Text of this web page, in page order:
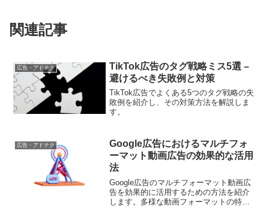
関連記事
広告・アドテク
TikTok広告のタグ戦略ミス5選 –
避けるべき失敗例と対策
TikTok広告でよくある5つのタグ戦略の失
敗例を紹介し、その対策方法を解説しま
す。
広告・アドテク
Google広告におけるマルチフォ
ーマット動画広告の効果的な活用
法
Google広告のマルチフォーマット動画広
告を効果的に活用するための方法を紹介
します。多様な動画フォーマットの特性